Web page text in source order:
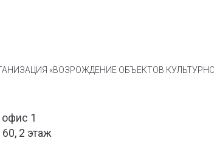
«ВОЗРОЖДЕНИЕ ОБЪЕКТОВ
1
2 этаж